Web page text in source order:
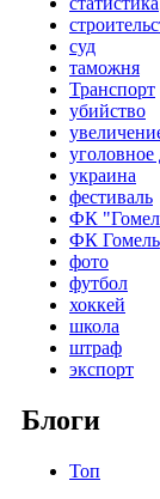
суд
таможня
Транспорт
убийство
уголовное
украина
фестиваль
ФК
ФК Гомель
фото
футбол
хоккей
школа
штраф
экспорт
Блоги
Топ